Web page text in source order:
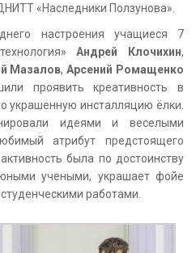
«Наследники Ползунова».
настроения учащиеся 7
Андрей Клочихин,
Мазалов,Арсений Ромащенко
проявить креативность в
украшенную инсталляцию ёлки.
идеями и веселыми
атрибут предстоящего
была по достоинству
учеными, украшает фойе
работами.